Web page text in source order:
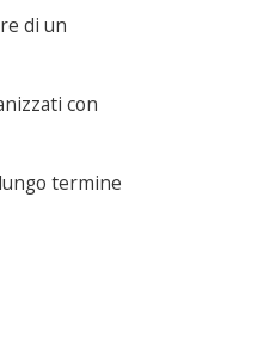
di un
con
termine